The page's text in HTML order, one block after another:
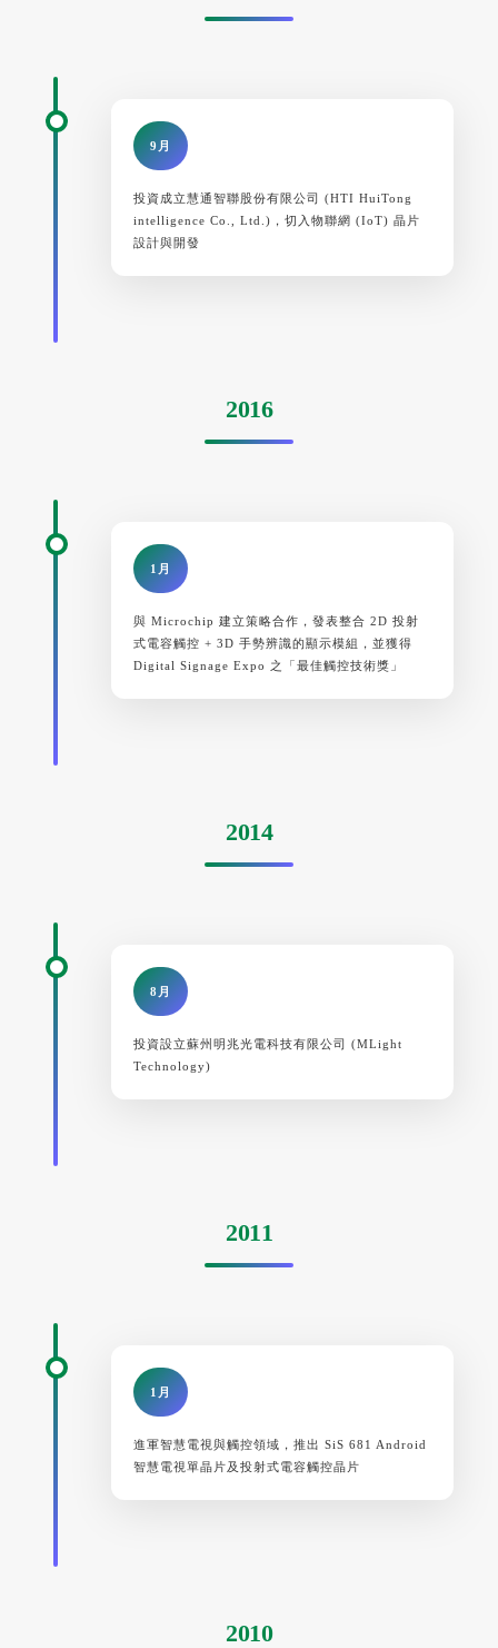
9月
投資成立慧通智聯股份有限公司 (HTI HuiTong
intelligence Co., Ltd.)，切入物聯網 (IoT) 晶片
設計與開發
2016
1月
與 Microchip 建立策略合作，發表整合 2D 投射
式電容觸控 + 3D 手勢辨識的顯示模組，並獲得
Digital Signage Expo 之「最佳觸控技術獎」
2014
8月
投資設立蘇州明兆光電科技有限公司 (MLight
Technology)
2011
1月
進軍智慧電視與觸控領域，推出 SiS 681 Android
智慧電視單晶片及投射式電容觸控晶片
2010